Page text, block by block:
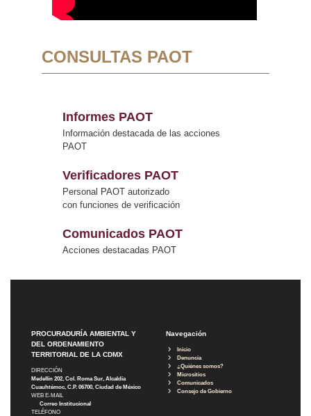
CONSULTAS PAOT
Informes PAOT
Información destacada de las acciones
PAOT
Verificadores PAOT
Personal PAOT autorizado
con funciones de verificación
Comunicados PAOT
Acciones destacadas PAOT
PROCURADURÍA AMBIENTAL Y
DEL ORDENAMIENTO
TERRITORIAL DE LA CDMX
DIRECCIÓN
Medellín 202, Col. Roma Sur, Alcaldía
Cuauhtémoc, C.P. 06700, Ciudad de México
WEB E-MAIL
Correo Institucional
TELÉFONO
Navegación
Inicio
Denuncia
¿Quiénes somos?
Micrositios
Comunicados
Consejo de Gobierno